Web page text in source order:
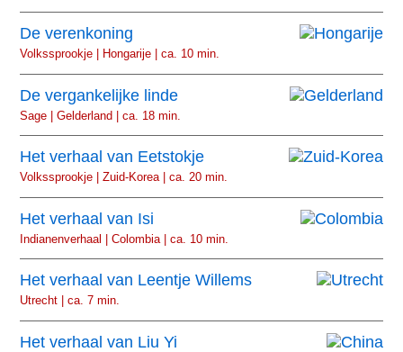
De verenkoning
Volkssprookje | Hongarije | ca. 10 min.
De vergankelijke linde
Sage | Gelderland | ca. 18 min.
Het verhaal van Eetstokje
Volkssprookje | Zuid-Korea | ca. 20 min.
Het verhaal van Isi
Indianenverhaal | Colombia | ca. 10 min.
Het verhaal van Leentje Willems
Utrecht | ca. 7 min.
Het verhaal van Liu Yi